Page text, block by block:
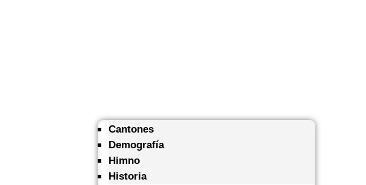
Cantones
Demografía
Himno
Historia